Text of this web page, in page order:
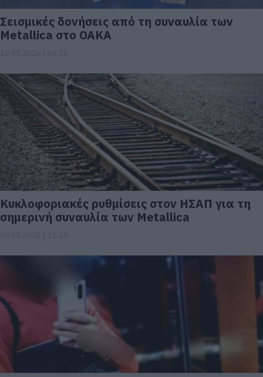
Σεισμικές δονήσεις από τη συναυλία των
Metallica στο ΟΑΚΑ
Κυκλοφοριακές ρυθμίσεις στον ΗΣΑΠ για τη
σημερινή συναυλία των Metallica